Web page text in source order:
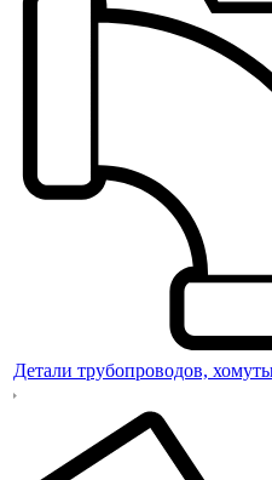
Детали трубопроводов,